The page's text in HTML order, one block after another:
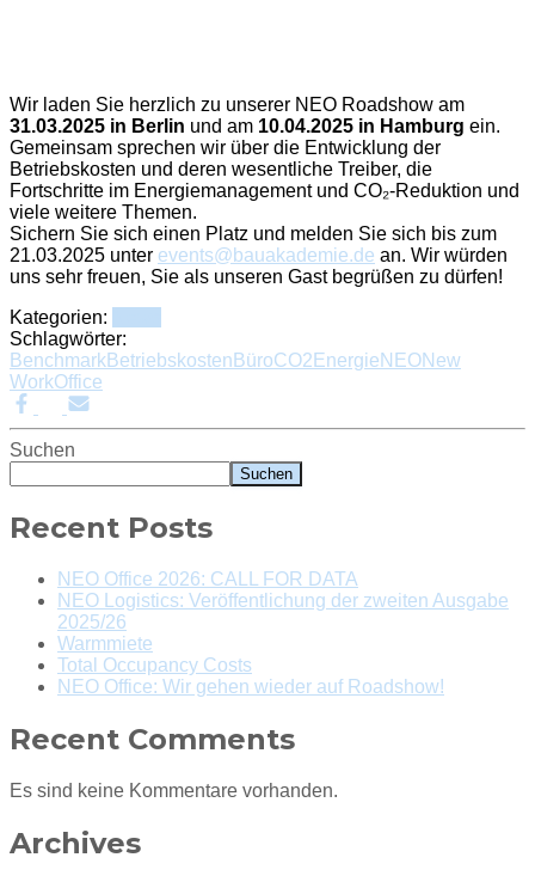
Wir laden Sie herzlich zu unserer NEO Roadshow am
31.03.2025 in Berlin und am 10.04.2025 in Hamburg ein.
Gemeinsam sprechen wir über die Entwicklung der
Betriebskosten und deren wesentliche Treiber, die
Fortschritte im Energiemanagement und CO₂-Reduktion und
viele weitere Themen.
Sichern Sie sich einen Platz und melden Sie sich bis zum
21.03.2025 unter events@bauakademie.de an. Wir würden
uns sehr freuen, Sie als unseren Gast begrüßen zu dürfen!
Kategorien:
Schlagwörter:
BenchmarkBetriebskosten BüroCO2 Energie NEONew
WorkOffice
Suchen
Suchen
Recent Posts
NEO Office 2026: CALL FOR DATA
NEO Logistics: Veröffentlichung der zweiten Ausgabe
2025/26
Warmmiete
Total Occupancy Costs
NEO Office: Wir gehen wieder auf Roadshow!
Recent Comments
Es sind keine Kommentare vorhanden.
Archives